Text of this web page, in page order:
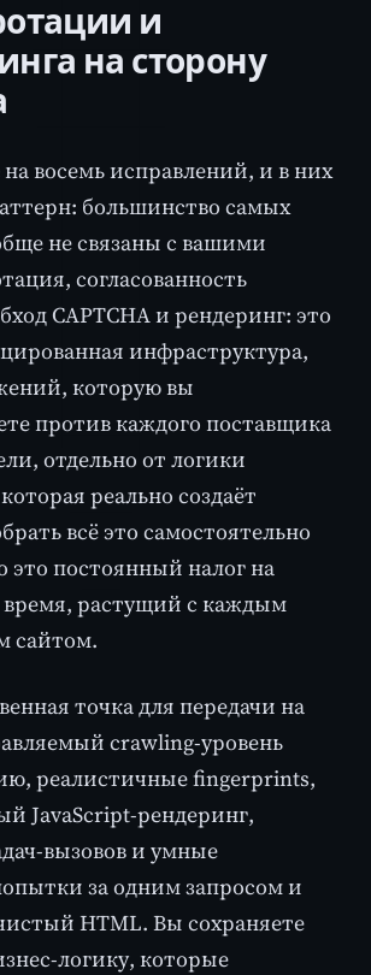
и
на сторону
восемь исправлений, и в них
большинство самых
не связаны с вашими
согласованность
CAPTCHA и рендеринг: это
инфраструктура,
которую вы
против каждого поставщика
отдельно от логики
реально создаёт
всё это самостоятельно
это постоянный налог на
растущий с каждым
сайтом.
точка для передачи на
crawling-уровень
реалистичные fingerprints,
JavaScript-рендеринг,
вызовов и умные
за одним запросом и
HTML. Вы сохраняете
логику, которые